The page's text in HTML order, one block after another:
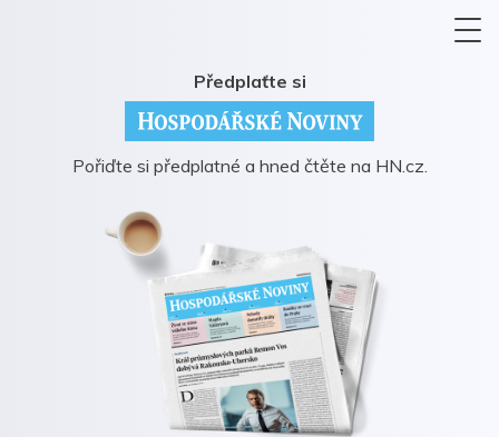
Předplaťte si
Pořiďte si předplatné a hned čtěte na HN.cz.